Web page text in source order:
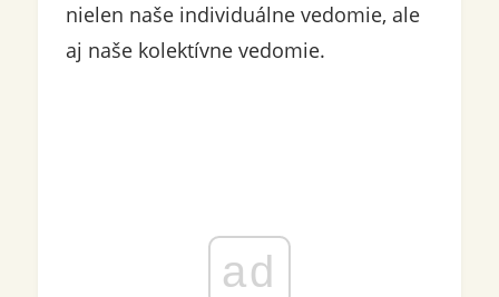
nielen naše individuálne vedomie, ale
aj naše kolektívne vedomie.
ad